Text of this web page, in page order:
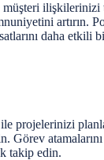
müşteri ilişkilerinizi
artırın.
daha etkili
projelerinizi
Görev atamalarını
takip edin.